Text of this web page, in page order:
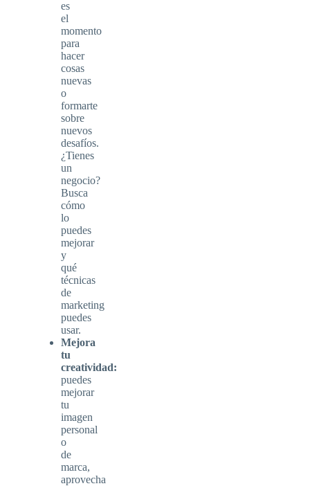
es
el
momento
para
hacer
cosas
nuevas
o
formarte
sobre
nuevos
desafíos.
¿Tienes
un
negocio?
Busca
cómo
lo
puedes
mejorar
y
qué
técnicas
de
marketing
puedes
usar.
Mejora
tu
creatividad:
puedes
mejorar
tu
imagen
personal
o
de
marca,
aprovecha